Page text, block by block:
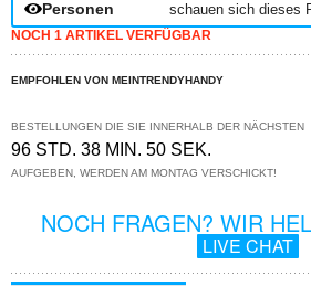
Personen schauen sich dieses
NOCH 1 ARTIKEL VERFÜGBAR
EMPFOHLEN VON MEINTRENDYHANDY
BESTELLUNGEN DIE SIE INNERHALB DER NÄCHSTEN
96 STD. 38 MIN. 50 SEK.
AUFGEBEN, WERDEN AM MONTAG VERSCHICKT!
NOCH FRAGEN? WIR
LIVE CHAT